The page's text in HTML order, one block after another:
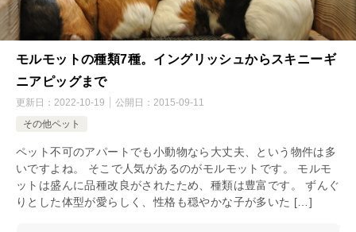
モルモットの種類7種。イングリッシュからスキニーギ
ニアピッグまで
更新日： 2022-10-19 公開日： 2015-09-11
その他ペット
ペット不可のアパートでも小動物なら大丈夫、という物件は多
いですよね。 そこで人気があるのがモルモットです。 モルモ
ットは盛んに品種改良がされたため、種類は豊富です。 ずんぐ
りとした体型が愛らしく、性格も穏やかな子が多いた […]